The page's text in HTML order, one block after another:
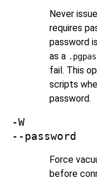
Never
requires
password
as a
fail. This
scripts
password.
-W
--password
Force
before